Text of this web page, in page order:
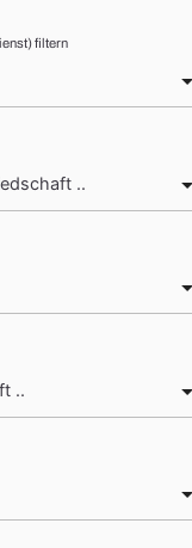
filtern